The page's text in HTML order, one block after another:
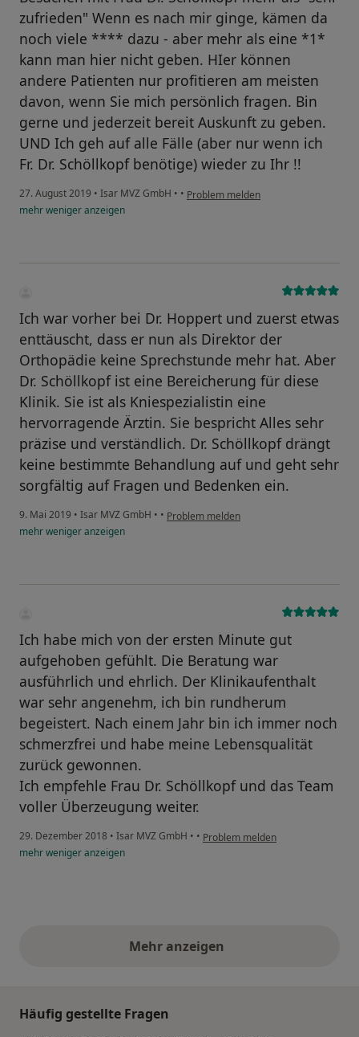
zufrieden" Wenn es nach mir ginge, kämen da
noch viele **** dazu - aber mehr als eine *1*
kann man hier nicht geben. HIer können
andere Patienten nur profitieren am meisten
davon, wenn Sie mich persönlich fragen. Bin
gerne und jederzeit bereit Auskunft zu geben.
UND Ich geh auf alle Fälle (aber nur wenn ich
Fr. Dr. Schöllkopf benötige) wieder zu Ihr !!
27. August 2019 • Isar MVZ GmbH • • Problem melden
mehrwenigeranzeigen
Ich war vorher bei Dr. Hoppert und zuerst etwas
enttäuscht, dass er nun als Direktor der
Orthopädie keine Sprechstunde mehr hat. Aber
Dr. Schöllkopf ist eine Bereicherung für diese
Klinik. Sie ist als Kniespezialistin eine
hervorragende Ärztin. Sie bespricht Alles sehr
präzise und verständlich. Dr. Schöllkopf drängt
keine bestimmte Behandlung auf und geht sehr
sorgfältig auf Fragen und Bedenken ein.
9. Mai 2019 • Isar MVZ GmbH • • Problem melden
mehrwenigeranzeigen
Ich habe mich von der ersten Minute gut
aufgehoben gefühlt. Die Beratung war
ausführlich und ehrlich. Der Klinikaufenthalt
war sehr angenehm, ich bin rundherum
begeistert. Nach einem Jahr bin ich immer noch
schmerzfrei und habe meine Lebensqualität
zurück gewonnen.
Ich empfehle Frau Dr. Schöllkopf und das Team
voller Überzeugung weiter.
29. Dezember 2018 • Isar MVZ GmbH • • Problem melden
mehrwenigeranzeigen
Mehr anzeigenobige Stellungnahmen
Häufig gestellte Fragen